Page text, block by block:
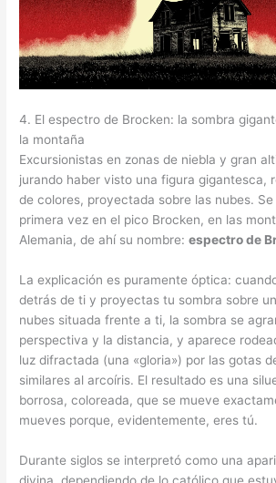
4. El espectro de Brocken: la sombra
la montaña
Excursionistas en zonas de niebla y gran
jurando haber visto una figura gigantesca,
de colores, proyectada sobre las nubes.
primera vez en el pico Brocken, en las
Alemania, de ahí su nombre:espectro de
La explicación es puramente óptica:
detrás de ti y proyectas tu sombra sobre
nubes situada frente a ti, la sombra se
perspectiva y la distancia, y aparece
luz difractada (una «gloria») por las gotas
similares al arcoíris. El resultado es una
borrosa, coloreada, que se mueve
mueves porque, evidentemente, eres tú.
Durante siglos se interpretó como una